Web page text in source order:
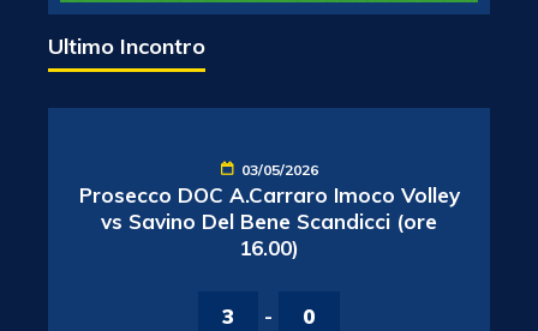
Ultimo Incontro
03/05/2026
Prosecco DOC A.Carraro Imoco Volley
vs Savino Del Bene Scandicci (ore
16.00)
3 - 0